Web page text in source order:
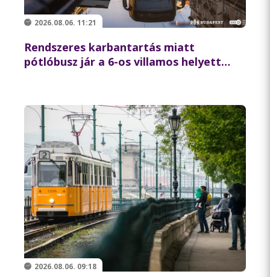
2026.08.06. 11:21
Rendszeres karbantartás miatt
pótlóbusz jár a 6-os villamos helyett
2026.08.06. 09:18